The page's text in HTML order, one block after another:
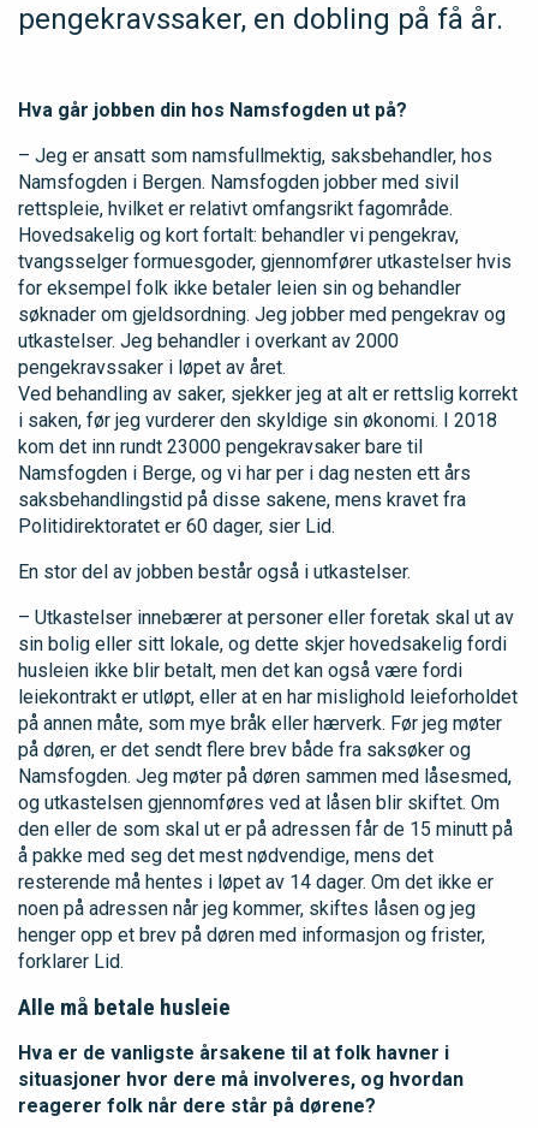
pengekravssaker, en dobling på få år.
Hva går jobben din hos Namsfogden ut på?
– Jeg er ansatt som namsfullmektig, saksbehandler, hos
Namsfogden i Bergen. Namsfogden jobber med sivil
rettspleie, hvilket er relativt omfangsrikt fagområde.
Hovedsakelig og kort fortalt: behandler vi pengekrav,
tvangsselger formuesgoder, gjennomfører utkastelser hvis
for eksempel folk ikke betaler leien sin og behandler
søknader om gjeldsordning. Jeg jobber med pengekrav og
utkastelser. Jeg behandler i overkant av 2000
pengekravssaker i løpet av året.
Ved behandling av saker, sjekker jeg at alt er rettslig korrekt
i saken, før jeg vurderer den skyldige sin økonomi. I 2018
kom det inn rundt 23000 pengekravsaker bare til
Namsfogden i Berge, og vi har per i dag nesten ett års
saksbehandlingstid på disse sakene, mens kravet fra
Politidirektoratet er 60 dager, sier Lid.
En stor del av jobben består også i utkastelser.
– Utkastelser innebærer at personer eller foretak skal ut av
sin bolig eller sitt lokale, og dette skjer hovedsakelig fordi
husleien ikke blir betalt, men det kan også være fordi
leiekontrakt er utløpt, eller at en har mislighold leieforholdet
på annen måte, som mye bråk eller hærverk. Før jeg møter
på døren, er det sendt flere brev både fra saksøker og
Namsfogden. Jeg møter på døren sammen med låsesmed,
og utkastelsen gjennomføres ved at låsen blir skiftet. Om
den eller de som skal ut er på adressen får de 15 minutt på
å pakke med seg det mest nødvendige, mens det
resterende må hentes i løpet av 14 dager. Om det ikke er
noen på adressen når jeg kommer, skiftes låsen og jeg
henger opp et brev på døren med informasjon og frister,
forklarer Lid.
Alle må betale husleie
Hva er de vanligste årsakene til at folk havner i
situasjoner hvor dere må involveres, og hvordan
reagerer folk når dere står på dørene?